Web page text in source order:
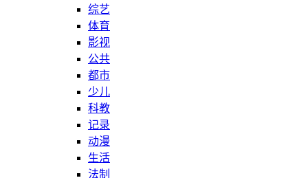
综艺
体育
影视
公共
都市
少儿
科教
记录
动漫
生活
法制